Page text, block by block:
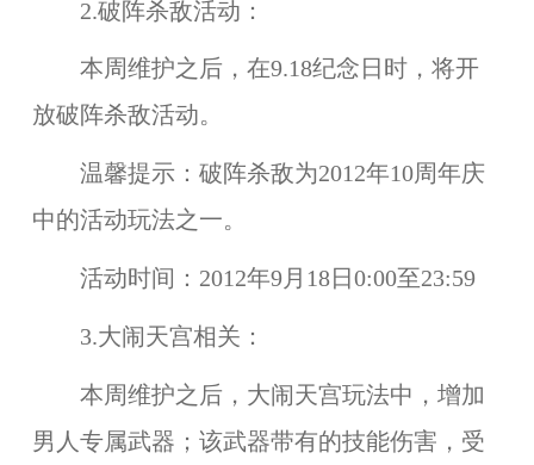
2.破阵杀敌活动：
本周维护之后，在9.18纪念日 时，将开
放破阵杀敌活动。
温馨提示： 破阵杀敌为2012年10周年庆
中的活动玩法之一。
活动时间： 2012年9月18日0:00至23:59
3.大闹天宫相关：
本周维护之后， 大闹天宫玩法中，增加
男人专属武器； 该武器带有的技能伤害，受